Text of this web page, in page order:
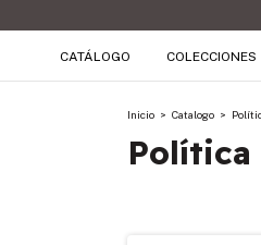
CATÁLOGO COLECCIONES
Inicio > Catalogo >
Política